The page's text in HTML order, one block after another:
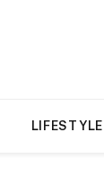
LIFESTYLE